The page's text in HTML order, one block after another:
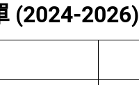
(2024-2026)